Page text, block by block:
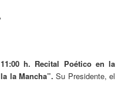
h. Recital Poético en la
la Mancha”. Su Presidente, el